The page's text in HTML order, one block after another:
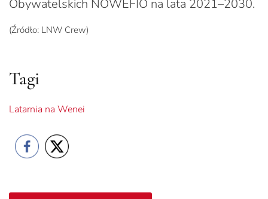
Obywatelskich NOWEFIO na lata 2021–2030.
(Źródło: LNW Crew)
Tagi
Latarnia na Wenei